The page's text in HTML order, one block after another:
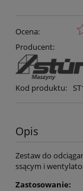
Ocena:
Producent:
Kod produktu:
Opis
Zestaw do
ssącym i
Zastosowanie: